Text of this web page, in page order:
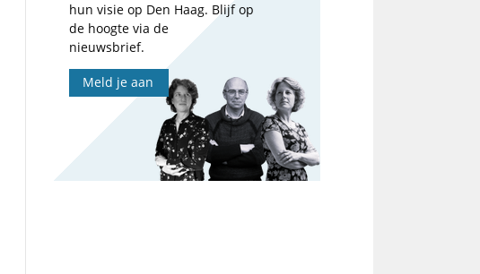
hun visie op Den Haag. Blijf op
de hoogte via de
nieuwsbrief.
Meld je aan